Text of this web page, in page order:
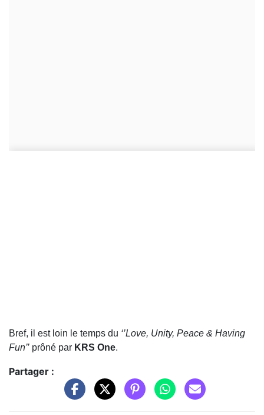
Bref, il est loin le temps du ‘’Love, Unity, Peace & Having
Fun’’ prôné par KRS One.
Partager :